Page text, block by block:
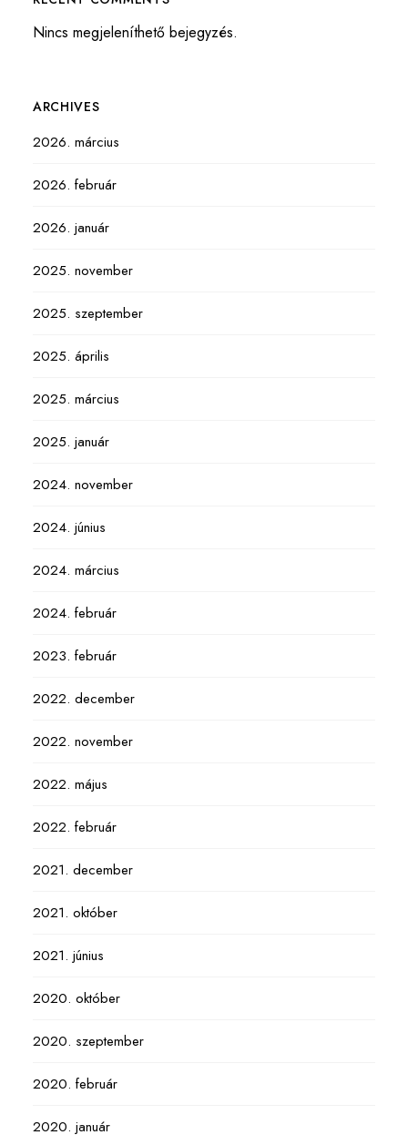
Nincs megjeleníthető bejegyzés.
ARCHIVES
2026. március
2026. február
2026. január
2025. november
2025. szeptember
2025. április
2025. március
2025. január
2024. november
2024. június
2024. március
2024. február
2023. február
2022. december
2022. november
2022. május
2022. február
2021. december
2021. október
2021. június
2020. október
2020. szeptember
2020. február
2020. január